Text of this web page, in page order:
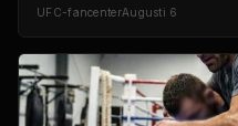
UFC-fancenterAugusti 6